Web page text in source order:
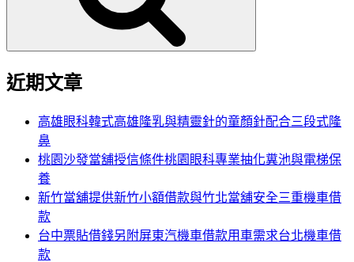
近期文章
高雄眼科韓式高雄隆乳與精靈針的童顏針配合三段式隆
鼻
桃園沙發當舖授信條件桃園眼科專業抽化糞池與電梯保
養
新竹當舖提供新竹小額借款與竹北當舖安全三重機車借
款
台中票貼借錢另附屏東汽機車借款用車需求台北機車借
款